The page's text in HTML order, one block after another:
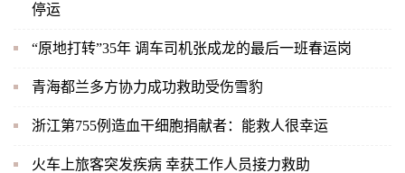
停运
“原地打转”35年 调车司机张成龙的最后一班春运岗
青海都兰多方协力成功救助受伤雪豹
浙江第755例造血干细胞捐献者：能救人很幸运
火车上旅客突发疾病 幸获工作人员接力救助